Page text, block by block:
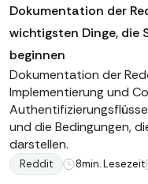
Dokumentation der
wichtigsten Dinge, die
beginnen
Dokumentation der
Implementierung und
und die Bedingungen,
darstellen.
Reddit 8min. Lesezeit